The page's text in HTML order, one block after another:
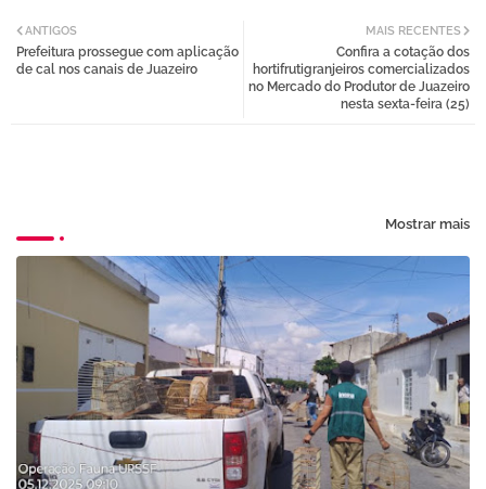
tter
MAIS RECENTES
Confira a cotação dos
hortifrutigranjeiros comercializados
no Mercado do Produtor de Juazeiro
nesta sexta-feira (25)
ANTIGOS
Prefeitura prossegue com aplicação
de cal nos canais de Juazeiro
Mostrar mais